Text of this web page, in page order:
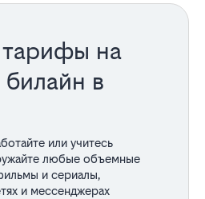
на
в
или учитесь
любые объемные
и сериалы,
и мессенджерах